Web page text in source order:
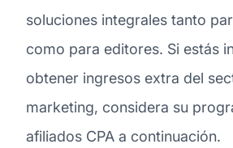
soluciones integrales tanto
como para editores. Si estás
obtener ingresos extra del
marketing, considera su
afiliados CPA a continuación.